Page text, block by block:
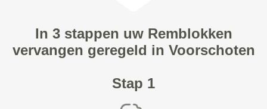
In 3 stappen uw Remblokken
vervangen geregeld in Voorschoten
Stap 1